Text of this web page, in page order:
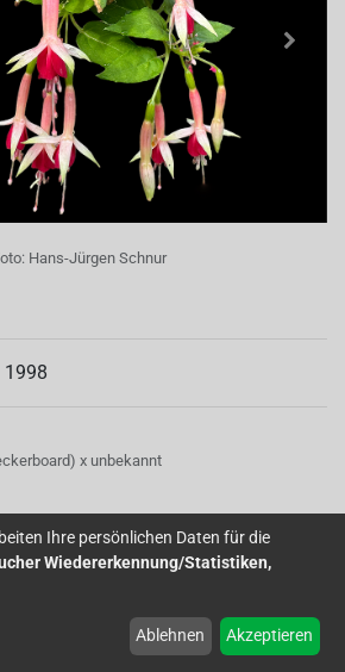
Hans-Jürgen Schnur
1998
x unbekannt
einfach, leuchtend rot
Ihre persönlichen Daten für die
Wiedererkennung/Statistiken,
Ablehnen Akzeptieren